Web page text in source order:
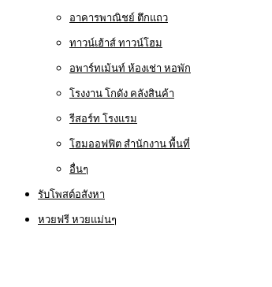
อาคารพาณิชย์ ตึกแถว
ทาวน์เฮ้าส์ ทาวน์โฮม
อพาร์ทเม้นท์ ห้องเช่า หอพัก
โรงงาน โกดัง คลังสินค้า
รีสอร์ท โรงแรม
โฮมออฟฟิต สำนักงาน พื้นที่
อื่นๆ
รับโพสต์อสังหา
หวยฟรี หวยแม่นๆ